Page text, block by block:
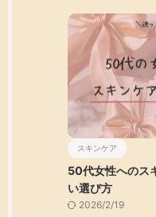
スキンケア
50代女性へのス
い選び方
2026/2/19